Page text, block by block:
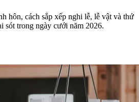
hôn, cách sắp xếp nghi lễ, lễ vật và thứ
sót trong ngày cưới năm 2026.